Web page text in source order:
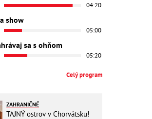
04:20
show
05:00
sa s ohňom
05:20
Celý program
ZAHRANIČNÉ
TAJNÝ ostrov v Chorvátsku!